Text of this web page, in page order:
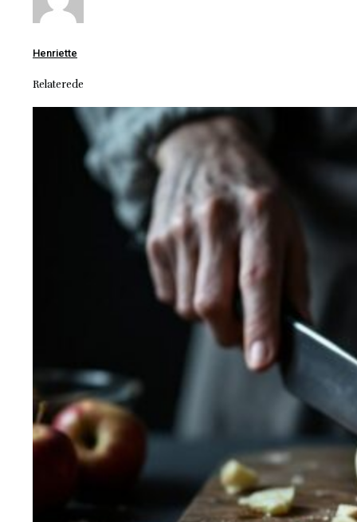
Henriette
Relaterede